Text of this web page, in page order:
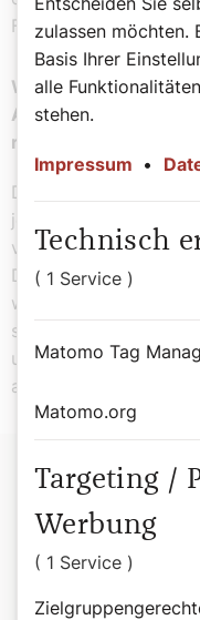
Ferdinand Kaineder,
Warum folgen die
Antworten – sowohl
rechtsextremen
Die Menschen haben
jemanden, der ihnen
vereinfacht und eine
Diese Menschen sind
wenn diese Personen
stellen sie sich
und müssen dann
ankündigt haben.
zulassen möchten.
Basis Ihrer
alle
stehen.
Impressum •
Technisch
( 1 Service )
Matomo Tag
Matomo.org
Targeting /
Werbung
( 1 Service )